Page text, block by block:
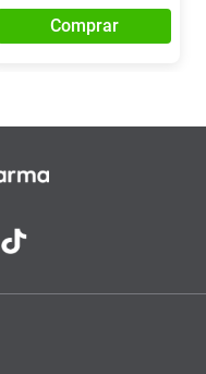
Comprar